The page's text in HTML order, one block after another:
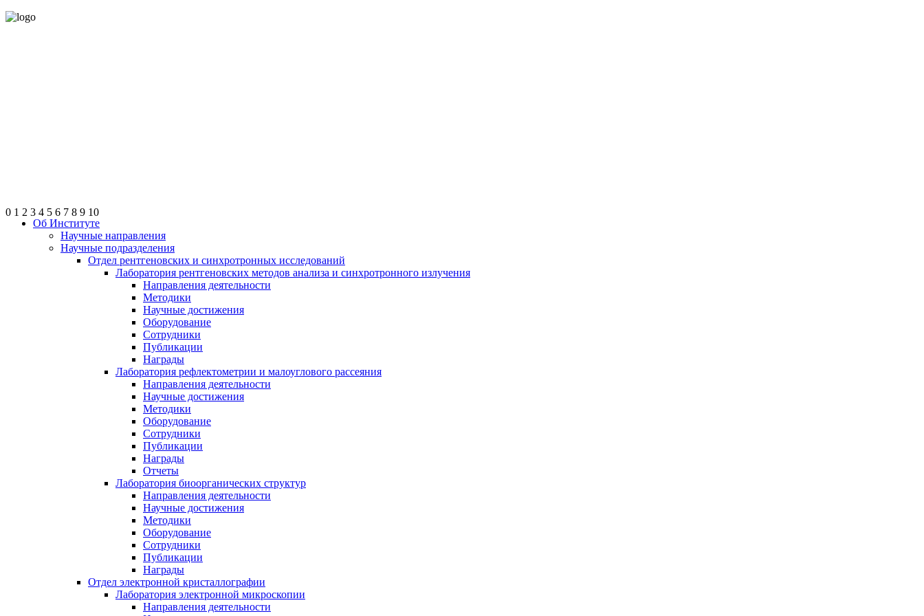
0 1 2 3 4 5 6 7 8 9 10
Об Институте
Научные направления
Научные подразделения
Отдел рентгеновских и синхротронных исследований
Лаборатория рентгеновских методов анализа и синхротронного излучения
Направления деятельности
Методики
Научные достижения
Оборудование
Сотрудники
Публикации
Награды
Лаборатория рефлектометрии и малоуглового рассеяния
Направления деятельности
Научные достижения
Методики
Оборудование
Сотрудники
Публикации
Награды
Отчеты
Лаборатория биоорганических структур
Направления деятельности
Научные достижения
Методики
Оборудование
Сотрудники
Публикации
Награды
Отдел электронной кристаллографии
Лаборатория электронной микроскопии
Направления деятельности